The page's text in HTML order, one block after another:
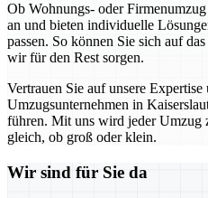
Ob Wohnungs- oder
an und bieten individuelle
passen. So können Sie sich auf
wir für den Rest sorgen.
Vertrauen Sie auf unsere
Umzugsunternehmen in
führen. Mit uns wird jeder Umzug
gleich, ob groß oder klein.
Wir sind für Sie da